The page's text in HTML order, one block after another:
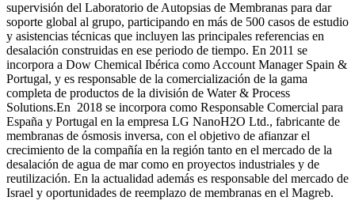
supervisión del Laboratorio de Autopsias de Membranas para dar
soporte global al grupo, participando en más de 500 casos de estudio
y asistencias técnicas que incluyen las principales referencias en
desalación construidas en ese periodo de tiempo. En 2011 se
incorpora a Dow Chemical Ibérica como Account Manager Spain &
Portugal, y es responsable de la comercialización de la gama
completa de productos de la división de Water & Process
Solutions.En 2018 se incorpora como Responsable Comercial para
España y Portugal en la empresa LG NanoH2O Ltd., fabricante de
membranas de ósmosis inversa, con el objetivo de afianzar el
crecimiento de la compañía en la región tanto en el mercado de la
desalación de agua de mar como en proyectos industriales y de
reutilización. En la actualidad además es responsable del mercado de
Israel y oportunidades de reemplazo de membranas en el Magreb.